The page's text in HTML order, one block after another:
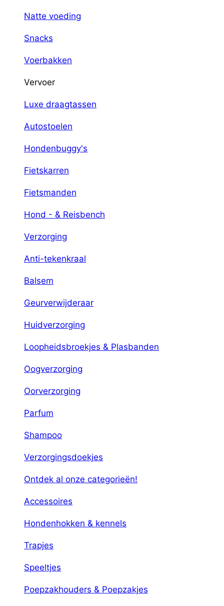
Natte voeding
Snacks
Voerbakken
Vervoer
Luxe draagtassen
Autostoelen
Hondenbuggy's
Fietskarren
Fietsmanden
Hond - & Reisbench
Verzorging
Anti-tekenkraal
Balsem
Geurverwijderaar
Huidverzorging
Loopheidsbroekjes & Plasbanden
Oogverzorging
Oorverzorging
Parfum
Shampoo
Verzorgingsdoekjes
Ontdek al onze categorieën!
Accessoires
Hondenhokken & kennels
Trapjes
Speeltjes
Poepzakhouders & Poepzakjes